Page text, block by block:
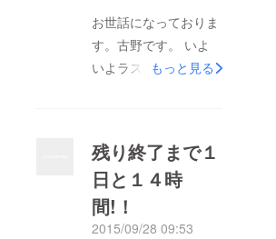
お世話になっておりま
す。古野です。 いよ
いよラスト１日も切り
ザイナーさんやフェイ
スマスクを作成してい
ただける会社さんを見
つけて、交渉するのに
もっと見る
残り終了まで１
日と１４時
間!！
2015/09/28 09:53